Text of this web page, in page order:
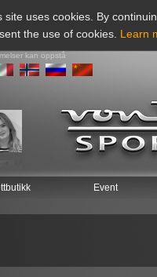
site uses cookies. By
the use of cookies. Learn
kan oppstå
Event